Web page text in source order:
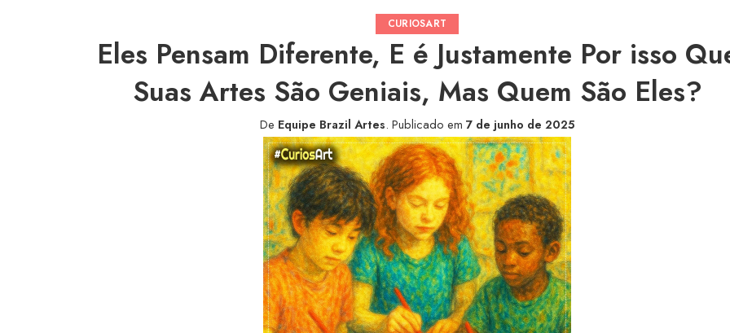
CURIOSART
Eles Pensam Diferente, E é Justamente Por isso
Suas Artes São Geniais, Mas Quem São Eles?
De Equipe Brazil Artes. Publicado em 7 de junho de 2025